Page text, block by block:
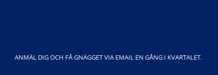
ANMÄL DIG OCH FÅ GNÄGGET VIA EMAIL EN GÅNG I KVARTALET.